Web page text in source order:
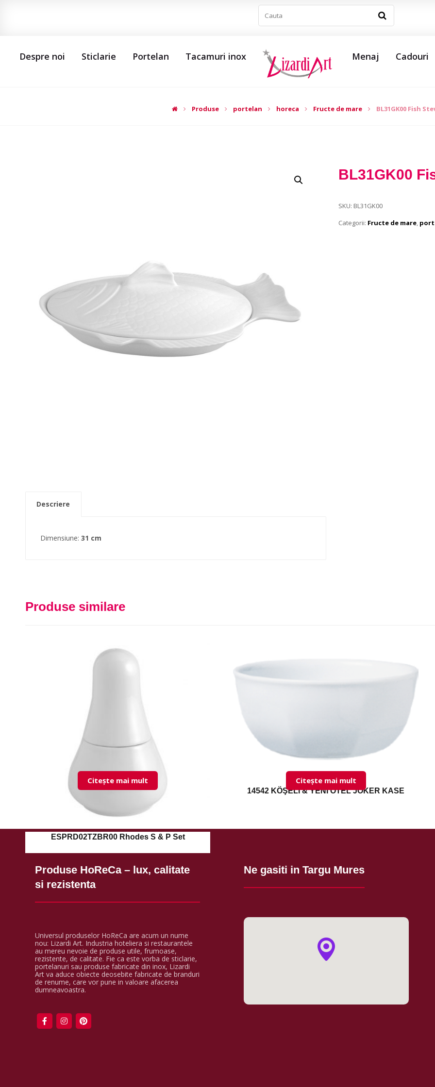
Despre noi Sticlarie Portelan Tacamuri inox Menaj Cadouri
Produse portelan horeca Fructe de mare BL31GK00 Fish
BL31GK00
SKU: BL31GK00
Categorii: Fructe de mare,
Descriere
Dimensiune: 31 cm
Produse similare
ESPRD02TZBR00 Rhodes S & P Set
Citește mai mult
14542 KÖŞELİ & YENİ OTEL JOKER KASE
Citește mai mult
Produse HoReCa – lux, calitate
si rezistenta
Universul produselor HoReCa are acum un nume
nou: Lizardi Art. Industria hoteliera si restaurantele
au mereu nevoie de produse utile, frumoase,
rezistente, de calitate. Fie ca este vorba de sticlarie,
portelanuri sau produse fabricate din inox, Lizardi
Art va aduce obiecte deosebite fabricate de branduri
de renume, care vor pune in valoare afacerea
dumneavoastra.
Ne gasiti in Targu Mures